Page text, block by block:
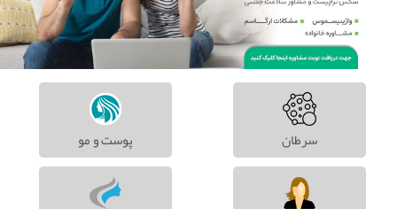
سرطان پوست و مو